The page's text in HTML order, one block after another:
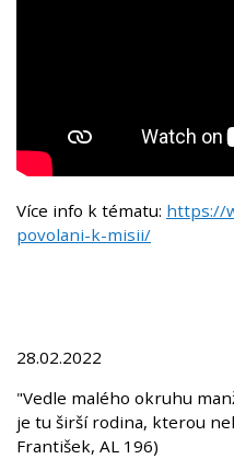
Více info k tématu: https://
povolani-k-misii/
28.02.2022
"Vedle malého okruhu
je tu širší rodina, kterou
František, AL 196)